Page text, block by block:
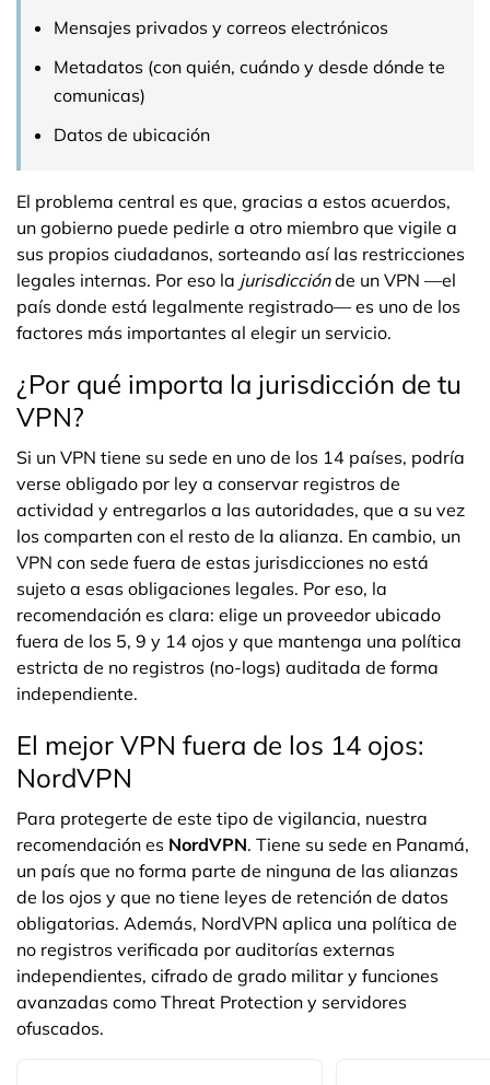
Mensajes privados y correos electrónicos
Metadatos (con quién, cuándo y desde dónde te
comunicas)
Datos de ubicación
El problema central es que, gracias a estos acuerdos,
un gobierno puede pedirle a otro miembro que vigile a
sus propios ciudadanos, sorteando así las restricciones
legales internas. Por eso la jurisdicciónde un VPN —el
país donde está legalmente registrado— es uno de los
factores más importantes al elegir un servicio.
¿Por qué importa la jurisdicción de tu
VPN?
Si un VPN tiene su sede en uno de los 14 países, podría
verse obligado por ley a conservar registros de
actividad y entregarlos a las autoridades, que a su vez
los comparten con el resto de la alianza. En cambio, un
VPN con sede fuera de estas jurisdicciones no está
sujeto a esas obligaciones legales. Por eso, la
recomendación es clara: elige un proveedor ubicado
fuera de los 5, 9 y 14 ojos y que mantenga una política
estricta de no registros (no-logs) auditada de forma
independiente.
El mejor VPN fuera de los 14 ojos:
NordVPN
Para protegerte de este tipo de vigilancia, nuestra
recomendación es NordVPN. Tiene su sede en Panamá,
un país que no forma parte de ninguna de las alianzas
de los ojos y que no tiene leyes de retención de datos
obligatorias. Además, NordVPN aplica una política de
no registros verificada por auditorías externas
independientes, cifrado de grado militar y funciones
avanzadas como Threat Protection y servidores
ofuscados.